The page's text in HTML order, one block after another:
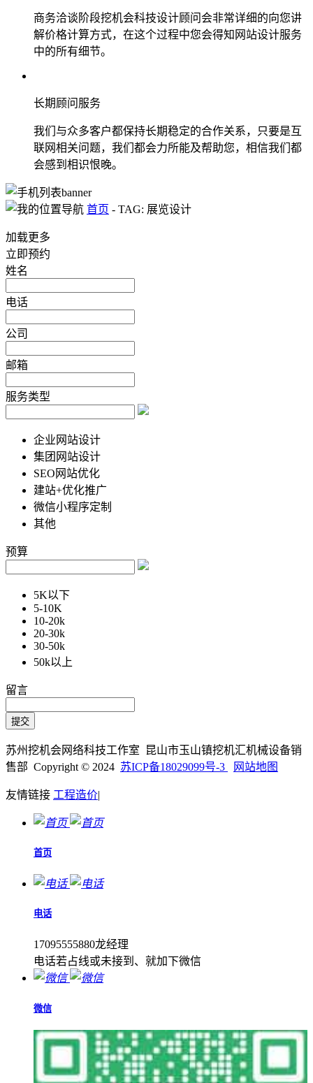
商务洽谈阶段挖机会科技设计顾问会非常详细的向您讲
解价格计算方式，在这个过程中您会得知网站设计服务
中的所有细节。
长期顾问服务
我们与众多客户都保持长期稳定的合作关系，只要是互
联网相关问题，我们都会力所能及帮助您，相信我们都
会感到相识恨晚。
首页 - TAG: 展览设计
加载更多
立即预约
姓名
电话
公司
邮箱
服务类型
企业网站设计
集团网站设计
SEO网站优化
建站+优化推广
微信小程序定制
其他
预算
5K以下
5-10K
10-20k
20-30k
30-50k
50k以上
留言
苏州挖机会网络科技工作室 昆山市玉山镇挖机汇机械设备销
售部 Copyright © 2024 苏ICP备18029099号-3 网站地图
友情链接 工程造价|
首页
电话
17095555880龙经理
电话若占线或未接到、就加下微信
微信